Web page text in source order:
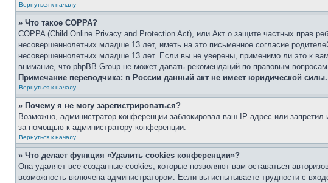
Вернуться к началу
» Что такое COPPA?
COPPA (Child Online Privacy and Protection Act), или Акт о защите частных прав
несовершеннолетних младше 13 лет, иметь на это письменное согласие
несовершеннолетних младше 13 лет. Если вы не уверены, применимо ли это к
внимание, что phpBB Group не может давать рекомендаций по правовым
Примечание переводчика: в России данный акт не имеет юридической силы.
Вернуться к началу
» Почему я не могу зарегистрироваться?
Возможно, администратор конференции заблокировал ваш IP-адрес или
за помощью к администратору конференции.
Вернуться к началу
» Что делает функция «Удалить cookies конференции»?
Она удаляет все созданные cookies, которые позволяют вам оставаться
возможность включена администратором. Если вы испытываете трудности с